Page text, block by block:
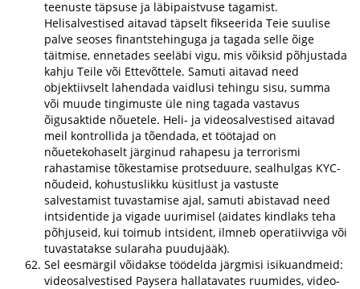
teenuste täpsuse ja läbipaistvuse tagamist.
Helisalvestised aitavad täpselt fikseerida Teie suulise
palve seoses finantstehinguga ja tagada selle õige
täitmise, ennetades seeläbi vigu, mis võiksid põhjustada
kahju Teile või Ettevõttele. Samuti aitavad need
objektiivselt lahendada vaidlusi tehingu sisu, summa
või muude tingimuste üle ning tagada vastavus
õigusaktide nõuetele. Heli- ja videosalvestised aitavad
meil kontrollida ja tõendada, et töötajad on
nõuetekohaselt järginud rahapesu ja terrorismi
rahastamise tõkestamise protseduure, sealhulgas KYC-
nõudeid, kohustuslikku küsitlust ja vastuste
salvestamist tuvastamise ajal, samuti abistavad need
intsidentide ja vigade uurimisel (aidates kindlaks teha
põhjuseid, kui toimub intsident, ilmneb operatiivviga või
tuvastatakse sularaha puudujääk).
Sel eesmärgil võidakse töödelda järgmisi isikuandmeid:
videosalvestised Paysera hallatavates ruumides, video-